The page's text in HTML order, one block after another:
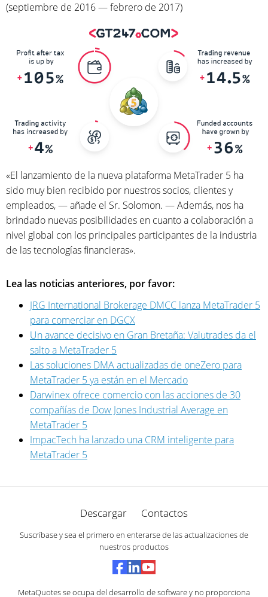
(septiembre de 2016 — febrero de 2017)
«El lanzamiento de la nueva plataforma MetaTrader 5 ha
sido muy bien recibido por nuestros socios, clientes y
empleados, — añade el Sr. Solomon. — Además, nos ha
brindado nuevas posibilidades en cuanto a colaboración a
nivel global con los principales participantes de la industria
de las tecnologías financieras».
Lea las noticias anteriores, por favor:
JRG International Brokerage DMCC lanza MetaTrader 5
para comerciar en DGCX
Un avance decisivo en Gran Bretaña: Valutrades da el
salto a MetaTrader 5
Las soluciones DMA actualizadas de oneZero para
MetaTrader 5 ya están en el Mercado
Darwinex ofrece comercio con las acciones de 30
compañías de Dow Jones Industrial Average en
MetaTrader 5
ImpacTech ha lanzado una CRM inteligente para
MetaTrader 5
Descargar Contactos
Suscríbase y sea el primero en enterarse de las actualizaciones de
nuestros productos
MetaQuotes se ocupa del desarrollo de software y no proporciona